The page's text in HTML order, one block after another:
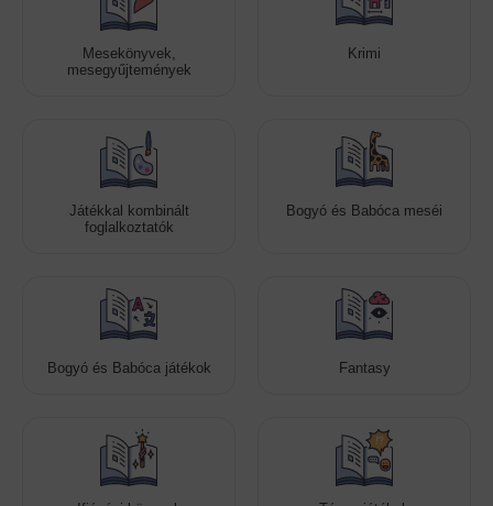
Mesekönyvek,
mesegyűjtemények
Krimi
Játékkal kombinált
foglalkoztatók
Bogyó és Babóca meséi
Bogyó és Babóca játékok Fantasy